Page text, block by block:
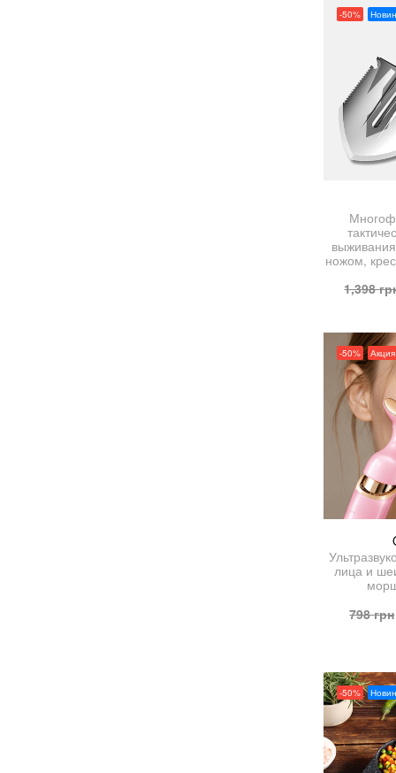
-50%
ножом,
1,398
-50% Акция
лица и
798грн
-50%